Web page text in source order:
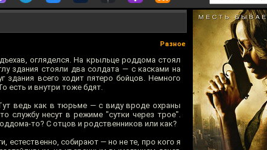
Разное
огляделся. На крыльце роддома стоял
здания стояли два солдата — с касками на
здания всего ходит пятеро бойцов. Немного
есть и внутри тоже бдят.
ведь как в тюрьме — с виду вроде охраны
службу несут в режиме "сутки через трое".
то? С отцов и родственников или как?
естественно, собирают — но не те, про кого я